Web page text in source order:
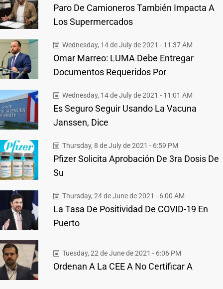
Paro De Camioneros También Impacta A
Los Supermercados
Wednesday, 14 de July de 2021 - 11:37 AM
Omar Marreo: LUMA Debe Entregar
Documentos Requeridos Por
Wednesday, 14 de July de 2021 - 11:01 AM
Es Seguro Seguir Usando La Vacuna
Janssen, Dice
Thursday, 8 de July de 2021 - 6:59 PM
Pfizer Solicita Aprobación De 3ra Dosis De
Su
Thursday, 24 de June de 2021 - 6:00 AM
La Tasa De Positividad De COVID-19 En
Puerto
Tuesday, 22 de June de 2021 - 6:06 PM
Ordenan A La CEE A No Certificar A